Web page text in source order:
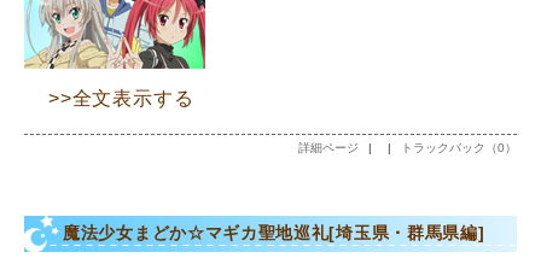
>>全文表示する
詳細ページ | | トラックバック（0）
魔法少女まどか☆マギカ聖地巡礼[埼玉県・群馬県編]